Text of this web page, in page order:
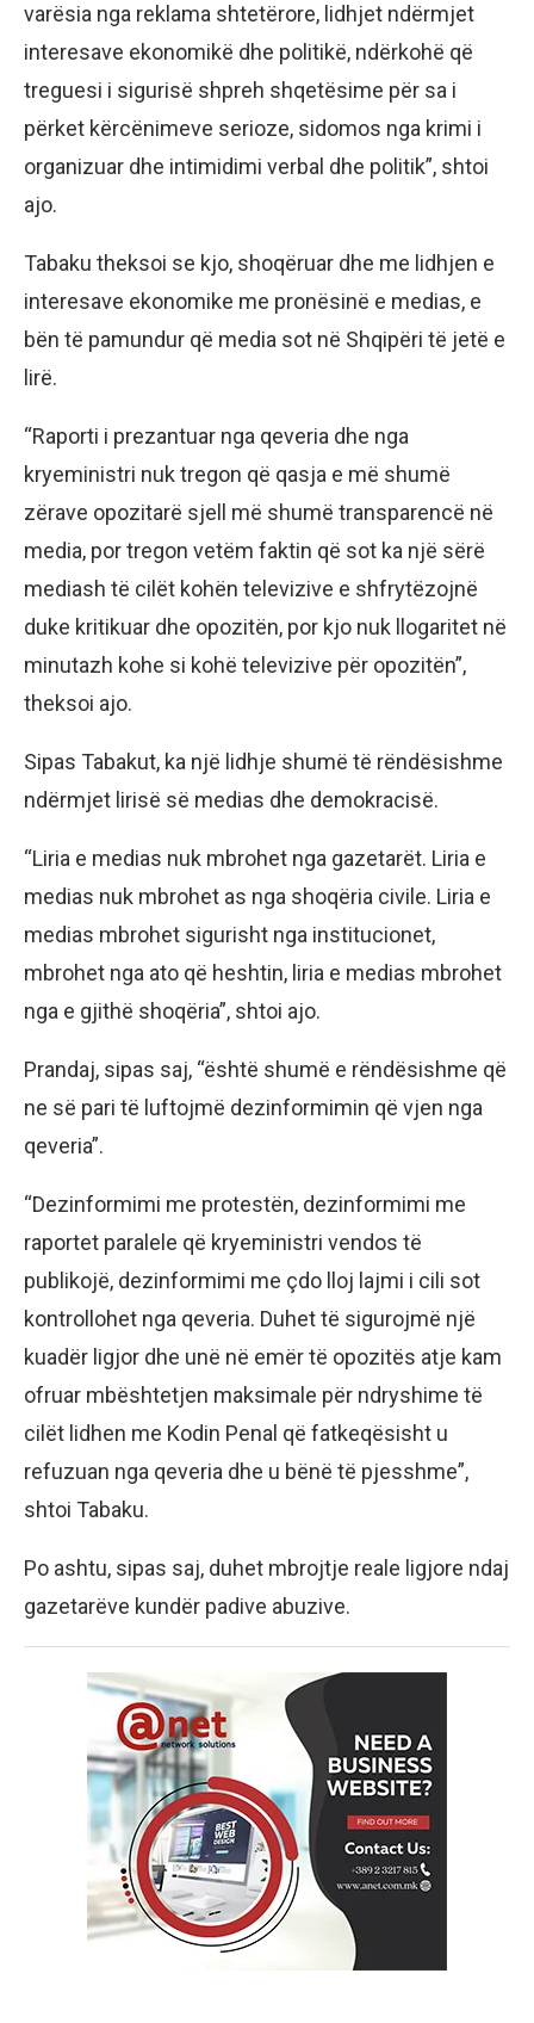
varësia nga reklama shtetërore, lidhjet ndërmjet
interesave ekonomikë dhe politikë, ndërkohë që
treguesi i sigurisë shpreh shqetësime për sa i
përket kërcënimeve serioze, sidomos nga krimi i
organizuar dhe intimidimi verbal dhe politik”, shtoi
ajo.
Tabaku theksoi se kjo, shoqëruar dhe me lidhjen e
interesave ekonomike me pronësinë e medias, e
bën të pamundur që media sot në Shqipëri të jetë e
lirë.
“Raporti i prezantuar nga qeveria dhe nga
kryeministri nuk tregon që qasja e më shumë
zërave opozitarë sjell më shumë transparencë në
media, por tregon vetëm faktin që sot ka një sërë
mediash të cilët kohën televizive e shfrytëzojnë
duke kritikuar dhe opozitën, por kjo nuk llogaritet në
minutazh kohe si kohë televizive për opozitën”,
theksoi ajo.
Sipas Tabakut, ka një lidhje shumë të rëndësishme
ndërmjet lirisë së medias dhe demokracisë.
“Liria e medias nuk mbrohet nga gazetarët. Liria e
medias nuk mbrohet as nga shoqëria civile. Liria e
medias mbrohet sigurisht nga institucionet,
mbrohet nga ato që heshtin, liria e medias mbrohet
nga e gjithë shoqëria”, shtoi ajo.
Prandaj, sipas saj, “është shumë e rëndësishme që
ne së pari të luftojmë dezinformimin që vjen nga
qeveria”.
“Dezinformimi me protestën, dezinformimi me
raportet paralele që kryeministri vendos të
publikojë, dezinformimi me çdo lloj lajmi i cili sot
kontrollohet nga qeveria. Duhet të sigurojmë një
kuadër ligjor dhe unë në emër të opozitës atje kam
ofruar mbështetjen maksimale për ndryshime të
cilët lidhen me Kodin Penal që fatkeqësisht u
refuzuan nga qeveria dhe u bënë të pjesshme”,
shtoi Tabaku.
Po ashtu, sipas saj, duhet mbrojtje reale ligjore ndaj
gazetarëve kundër padive abuzive.